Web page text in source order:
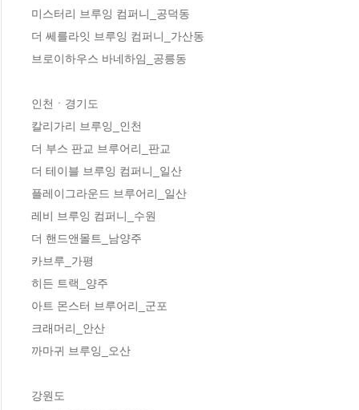
미스터리 브루잉 컴퍼니_공덕동
더 쎄를라잇 브루잉 컴퍼니_가산동
브로이하우스 바네하임_공릉동
인천ㆍ경기도
칼리가리 브루잉_인천
더 부스 판교 브루어리_판교
더 테이블 브루잉 컴퍼니_일산
플레이그라운드 브루어리_일산
레비 브루잉 컴퍼니_수원
더 핸드앤몰트_남양주
카브루_가평
히든 트랙_양주
아트 몬스터 브루어리_군포
크래머리_안산
까마귀 브루잉_오산
강원도